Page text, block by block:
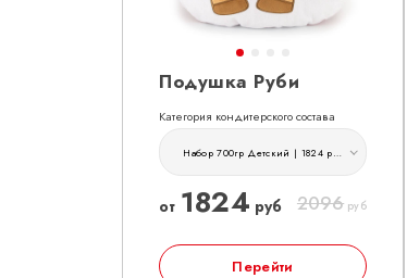
Подушка Руби
Категория кондитерского состава
от 1824 руб 2096 руб
Перейти